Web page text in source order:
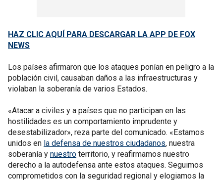
HAZ CLIC AQUÍ PARA DESCARGAR LA APP DE FOX
NEWS
Los países afirmaron que los ataques ponían en peligro a la
población civil, causaban daños a las infraestructuras y
violaban la soberanía de varios Estados.
«Atacar a civiles y a países que no participan en las
hostilidades es un comportamiento imprudente y
desestabilizador», reza parte del comunicado. «Estamos
unidos en la defensa de nuestros ciudadanos, nuestra
soberanía y nuestro territorio, y reafirmamos nuestro
derecho a la autodefensa ante estos ataques. Seguimos
comprometidos con la seguridad regional y elogiamos la